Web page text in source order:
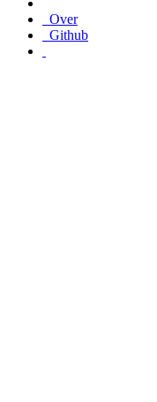
Over
Github